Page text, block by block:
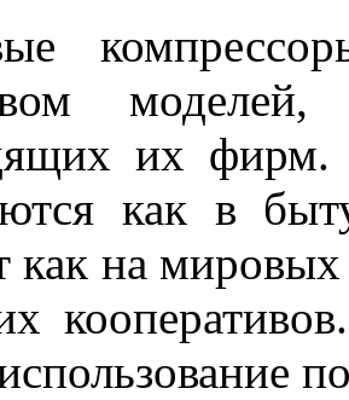
их
как в
как на мировых